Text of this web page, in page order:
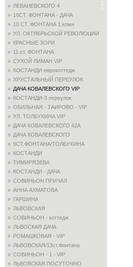
ЛЕВАНЕВСКОГО 4
16СТ. ФОНТАНА - ДАЧА
10 СТ. ФОНТАНА 1 комн
УЛ. ОКТЯБРЬСКОЙ РЕВОЛЮЦИИ
КРАСНЫЕ ЗОРИ
11 ст. ФОНТАНА
СУХОЙ ЛИМАН VIP
КОСТАНДИ еврокоттедж
ХРУСТАЛЬНЫЙ ПЕРЕУЛОК
ДАЧА КОВАЛЕВСКОГО VIP
КОСТАНДИ-3 переулок
ОБИЛЬНАЯ - ТАИРОВО - VIP
УЛ. ТОЛБУХИНА VIP
ДАЧА КОВАЛЕВСКОГО 42А
ДАЧА КОВАЛЕВСКОГО
9СТ.ФОНТАНА/ТОЛБУХИНА
КОСТАНДИ
ТИМИРЯЗЕВА
КОСТАНДИ - ДАЧА
СОВИНЬОН ПРИЧАЛ
АННА АХМАТОВА
ГАРШИНА
ЛЬВОВСКАЯ
СОВИНЬОН - коттедж
ЛЬВОСКАЯ ДАЧА
РОМАШКОВАЯ - VIP
ЛЬВОВСКАЯ/13ст.Фонтана
СОВИНЬОН - 1 - VIP
ЛЬВОВСКАЯ ПОСУТОЧНО